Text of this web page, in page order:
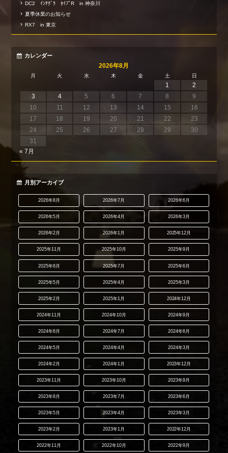
DC2 ｲﾝﾃｸﾞﾗ ﾀｲﾌﾟR in 神奈川
夏季休業のお知らせ
RX7 in 東京
カレンダー
2026年8月
月 火 水 木 金 土 日
1
2
3
4 5 6 7 8
9
10
11 12 13 14 15
16
17
18 19 20 21 22
23
24
25 26 27 28 29
30
31
« 7月
月別アーカイブ
2026年8月 2026年7月 2026年6月
2026年5月 2026年4月 2026年3月
2026年2月 2026年1月 2025年12月
2025年11月 2025年10月 2025年9月
2025年8月 2025年7月 2025年6月
2025年5月 2025年4月 2025年3月
2025年2月 2025年1月 2024年12月
2024年11月 2024年10月 2024年9月
2024年8月 2024年7月 2024年6月
2024年5月 2024年4月 2024年3月
2024年2月 2024年1月 2023年12月
2023年11月 2023年10月 2023年9月
2023年8月 2023年7月 2023年6月
2023年5月 2023年4月 2023年3月
2023年2月 2023年1月 2022年12月
2022年11月 2022年10月 2022年9月